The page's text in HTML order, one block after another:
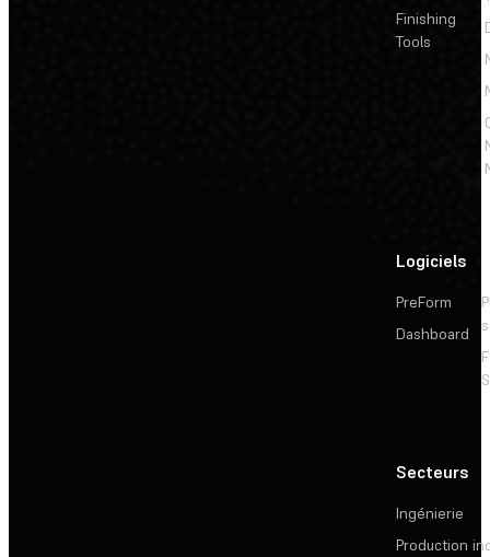
Finishing
Tools
Logiciels
PreForm
Dashboard
Secteurs
Ingénierie
Production